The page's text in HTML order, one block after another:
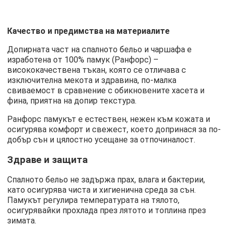
Качество и предимства на материалите
Допирната част на спалното бельо и чаршафа е
изработена от 100% памук (Ранфорс) –
висококачествена тъкан, която се отличава с
изключителна мекота и здравина, по-малка
свиваемост в сравнение с обикновените хасета и
фина, приятна на допир текстура.
Ранфорс памукът е естествен, нежен към кожата и
осигурява комфорт и свежест, което допринася за по-
добър сън и цялостно усещане за отпочиналост.
Здраве и защита
Спалното бельо не задържа прах, влага и бактерии,
като осигурява чиста и хигиенична среда за сън.
Памукът регулира температурата на тялото,
осигурявайки прохлада през лятото и топлина през
зимата.